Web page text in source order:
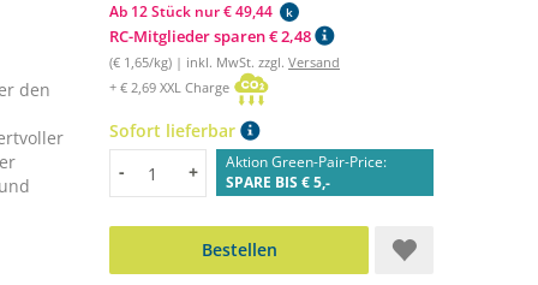
den
Ab 12 Stück nur € 49,44 k
RC-Mitglieder sparen € 2,48
(€ 1,65/kg) | inkl. MwSt. zzgl. Versand
+ € 2,69 XXL Charge
Sofort lieferbar
Menge
- +
Aktion Green-Pair-Price:
SPARE BIS € 5,-
Bestellen